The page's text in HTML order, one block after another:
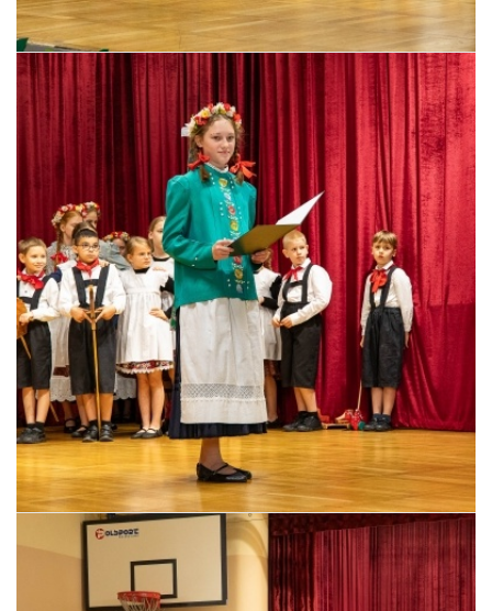
Pszczyna, 22 maja 2026 r.
Pszczyna, 22 maja 2026 r.